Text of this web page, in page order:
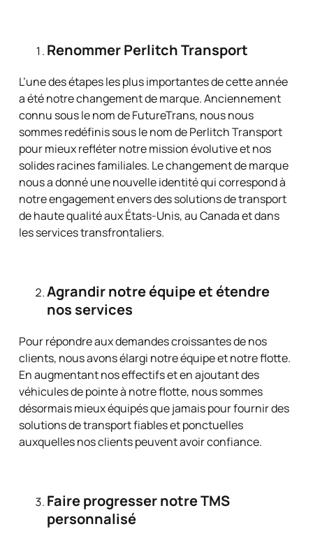
Renommer Perlitch Transport
L’une des étapes les plus importantes de cette année
a été notre changement de marque. Anciennement
connu sous le nom de FutureTrans, nous nous
sommes redéfinis sous le nom de Perlitch Transport
pour mieux refléter notre mission évolutive et nos
solides racines familiales. Le changement de marque
nous a donné une nouvelle identité qui correspond à
notre engagement envers des solutions de transport
de haute qualité aux États-Unis, au Canada et dans
les services transfrontaliers.
Agrandir notre équipe et étendre
nos services
Pour répondre aux demandes croissantes de nos
clients, nous avons élargi notre équipe et notre flotte.
En augmentant nos effectifs et en ajoutant des
véhicules de pointe à notre flotte, nous sommes
désormais mieux équipés que jamais pour fournir des
solutions de transport fiables et ponctuelles
auxquelles nos clients peuvent avoir confiance.
Faire progresser notre TMS
personnalisé